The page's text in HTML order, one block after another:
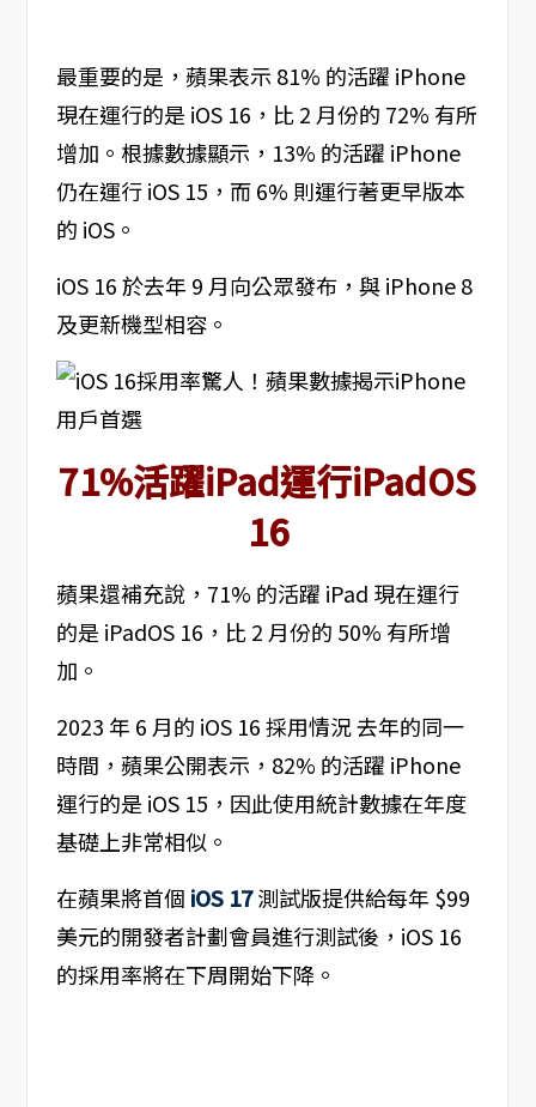
最重要的是，蘋果表示 81% 的活躍 iPhone
現在運行的是 iOS 16，比 2 月份的 72% 有所
增加。根據數據顯示，13% 的活躍 iPhone
仍在運行 iOS 15，而 6% 則運行著更早版本
的 iOS。
iOS 16 於去年 9 月向公眾發布，與 iPhone 8
及更新機型相容。
71%活躍iPad運行iPadOS
16
蘋果還補充說，71% 的活躍 iPad 現在運行
的是 iPadOS 16，比 2 月份的 50% 有所增
加。
2023 年 6 月的 iOS 16 採用情況 去年的同一
時間，蘋果公開表示，82% 的活躍 iPhone
運行的是 iOS 15，因此使用統計數據在年度
基礎上非常相似。
在蘋果將首個 iOS 17測試版提供給每年 $99
美元的開發者計劃會員進行測試後，iOS 16
的採用率將在下周開始下降。